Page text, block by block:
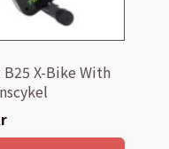
X-Bike With